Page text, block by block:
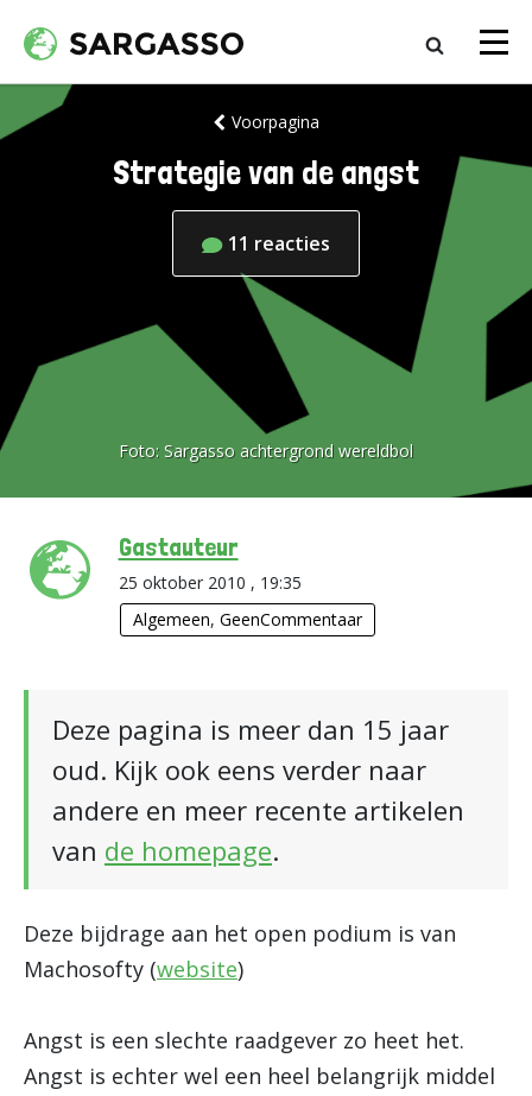
Voorpagina
Strategie van de angst
11 reacties
Foto: Sargasso achtergrond wereldbol
Gastauteur
25 oktober 2010 , 19:35
Algemeen, GeenCommentaar
Deze pagina is meer dan 15 jaar
oud. Kijk ook eens verder naar
andere en meer recente artikelen
van de homepage.
Deze bijdrage aan het open podium is van
Machosofty (website)
Angst is een slechte raadgever zo heet het.
Angst is echter wel een heel belangrijk middel